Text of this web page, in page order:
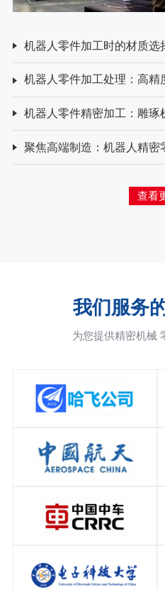
机器人零件加工时的材质选
机器人零件加工处理：高精
机器人零件精密加工：雕琢
聚焦高端制造：机器人精密
查看
我们服务
为您提供精密机械